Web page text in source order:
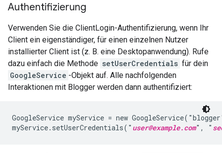
Authentifizierung
Verwenden Sie die ClientLogin-Authentifizierung, wenn Ihr
Client ein eigenständiger, für einen einzelnen Nutzer
installierter Client ist (z. B. eine Desktopanwendung). Rufe
dazu einfach die Methode setUserCredentials für dein
GoogleService -Objekt auf. Alle nachfolgenden
Interaktionen mit Blogger werden dann authentifiziert:
GoogleService myService = new
myService.setUserCredentials(" user@example.com", "